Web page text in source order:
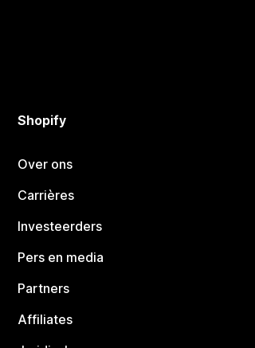
Shopify
Over ons
Carrières
Investeerders
Pers en media
Partners
Affiliates